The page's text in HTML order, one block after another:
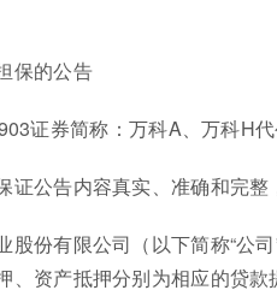
保的公告
证券简称：万科A、万科H
证公告内容真实、准确和完整
份有限公司（以下简称“公
、资产抵押分别为相应的贷